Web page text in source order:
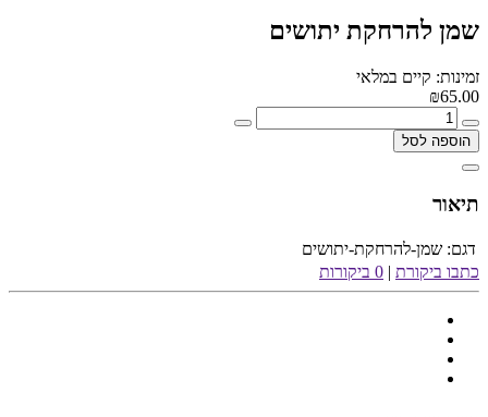
שמן להרחקת יתושים
זמינות: קיים במלאי
₪65.00
הוספה לסל
תיאור
דגם: שמן-להרחקת-יתושים
כתבו ביקורת | 0 ביקורות